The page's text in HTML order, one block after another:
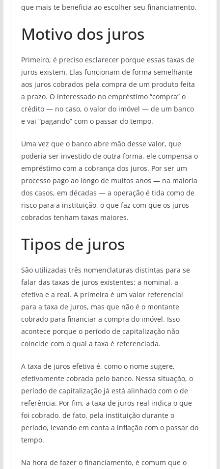
que mais te beneficia ao escolher seu financiamento.
Motivo dos juros
Primeiro, é preciso esclarecer porque essas taxas de
juros existem. Elas funcionam de forma semelhante
aos juros cobrados pela compra de um produto feita
a prazo. O interessado no empréstimo “compra” o
crédito — no caso, o valor do imóvel — de um banco
e vai “pagando” com o passar do tempo.
Uma vez que o banco abre mão desse valor, que
poderia ser investido de outra forma, ele compensa o
empréstimo com a cobrança dos juros. Por ser um
processo pago ao longo de muitos anos — na maioria
dos casos, em décadas — a operação é tida como de
risco para a instituição, o que faz com que os juros
cobrados tenham taxas maiores.
Tipos de juros
São utilizadas três nomenclaturas distintas para se
falar das taxas de juros existentes: a nominal, a
efetiva e a real. A primeira é um valor referencial
para a taxa de juros, mas que não é o montante
cobrado para financiar a compra do imóvel. Isso
acontece porque o período de capitalização não
coincide com o qual a taxa é referenciada.
A taxa de juros efetiva é, como o nome sugere,
efetivamente cobrada pelo banco. Nessa situação, o
período de capitalização já está alinhado com o de
referência. Por fim, a taxa de juros real indica o que
foi cobrado, de fato, pela instituição durante o
período, levando em conta a inflação com o passar do
tempo.
Na hora de fazer o financiamento, é comum que o